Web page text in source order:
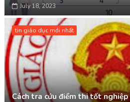
July 18, 2023
tin giáo dục mới nhất
Cách tra cứu điểm thi tốt nghiệp